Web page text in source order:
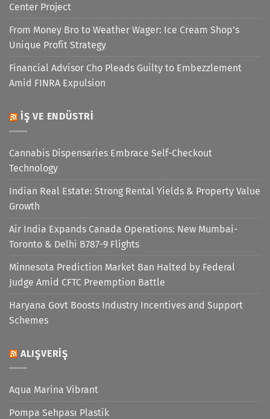
Center Project
From Money Bro to Weather Wager: Ice Cream Shop’s
Unique Profit Strategy
Financial Advisor Cho Pleads Guilty to Embezzlement
Amid FINRA Expulsion
İŞ VE ENDÜSTRI
Cannabis Dispensaries Embrace Self-Checkout
Technology
Indian Real Estate: Strong Rental Yields & Property Value
Growth
Air India Expands Canada Operations: New Mumbai-
Toronto & Delhi B787-9 Flights
Minnesota Prediction Market Ban Halted by Federal
Judge Amid CFTC Preemption Battle
Haryana Govt Boosts Industry Incentives and Support
Schemes
ALIŞVERIŞ
Aqua Marina Vibrant
Pompa Sehpası Plastik